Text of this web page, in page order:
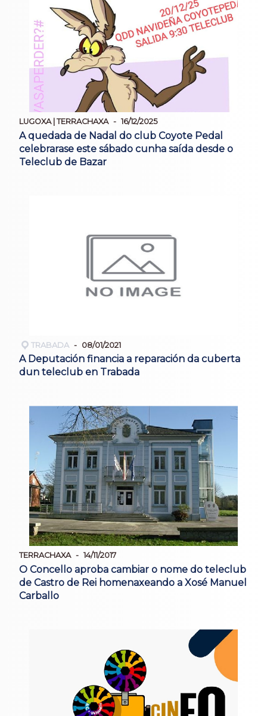
LUGOXA | TERRACHAXA 16/12/2025
A quedada de Nadal do club Coyote Pedal
celebrarase este sábado cunha saída desde o
Teleclub de Bazar
TRABADA 08/01/2021
A Deputación financia a reparación da cuberta
dun teleclub en Trabada
TERRACHAXA 14/11/2017
O Concello aproba cambiar o nome do teleclub
de Castro de Rei homenaxeando a Xosé Manuel
Carballo